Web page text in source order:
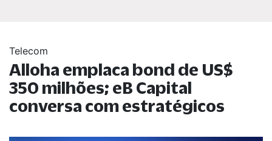
Telecom
Alloha emplaca bond de US$
350 milhões; eB Capital
conversa com estratégicos